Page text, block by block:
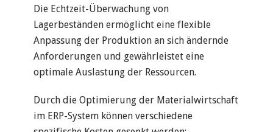
Die Echtzeit-Überwachung von
Lagerbeständen ermöglicht eine flexible
Anpassung der Produktion an sich ändernde
Anforderungen und gewährleistet eine
optimale Auslastung der Ressourcen.
Durch die Optimierung der Materialwirtschaft
im ERP-System können verschiedene